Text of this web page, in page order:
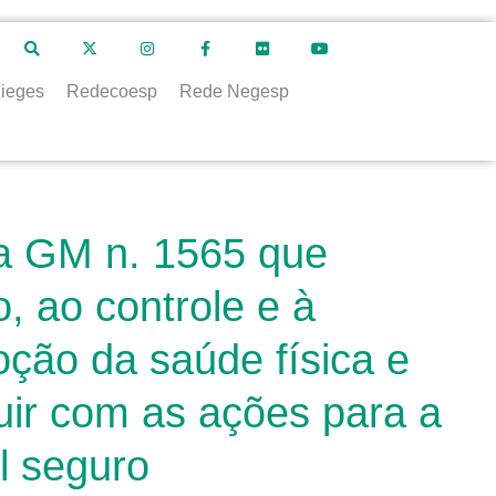
Redecoesp Rede Negesp
GM n. 1565 que
ao controle e à
da saúde física e
com as ações para a
seguro